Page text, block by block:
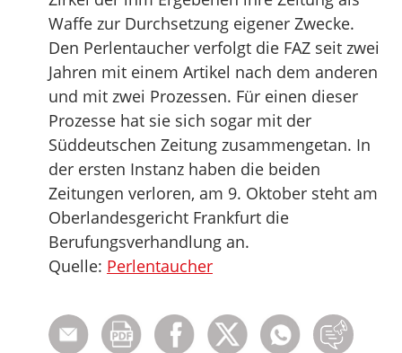
Waffe zur Durchsetzung eigener Zwecke.
Den Perlentaucher verfolgt die FAZ seit zwei
Jahren mit einem Artikel nach dem anderen
und mit zwei Prozessen. Für einen dieser
Prozesse hat sie sich sogar mit der
Süddeutschen Zeitung zusammengetan. In
der ersten Instanz haben die beiden
Zeitungen verloren, am 9. Oktober steht am
Oberlandesgericht Frankfurt die
Berufungsverhandlung an.
Quelle: Perlentaucher